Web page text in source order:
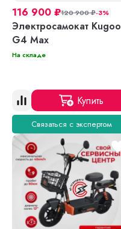
116 900 ₽120 900₽-3%
Электросамокат Kugoo
G4 Max
На складе
Купить
Связаться с экспертом